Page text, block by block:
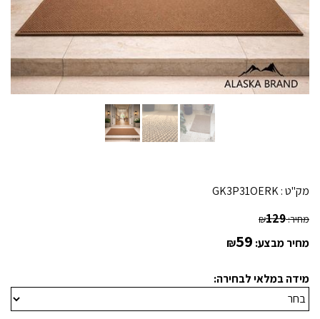
מק"ט :GK3P31OERK
מחיר: ₪129
מחיר מבצע: ₪59
מידה במלאי לבחירה: